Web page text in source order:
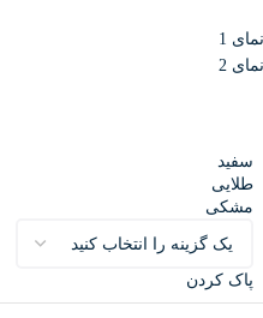
سفید
طلایی
مشکی
پاک کردن